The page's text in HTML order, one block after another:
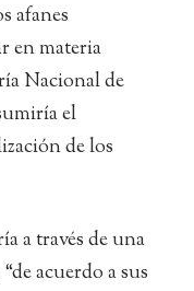
afanes
en materia
Nacional de
el
de los
a través de una
acuerdo a sus